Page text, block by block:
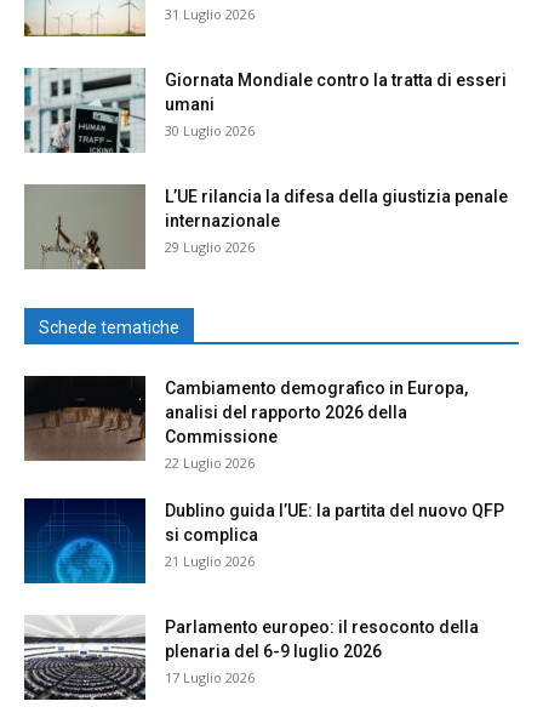
31 Luglio 2026
Giornata Mondiale contro la tratta di esseri
umani
30 Luglio 2026
L’UE rilancia la difesa della giustizia penale
internazionale
29 Luglio 2026
Schede tematiche
Cambiamento demografico in Europa,
analisi del rapporto 2026 della
Commissione
22 Luglio 2026
Dublino guida l’UE: la partita del nuovo QFP
si complica
21 Luglio 2026
Parlamento europeo: il resoconto della
plenaria del 6-9 luglio 2026
17 Luglio 2026